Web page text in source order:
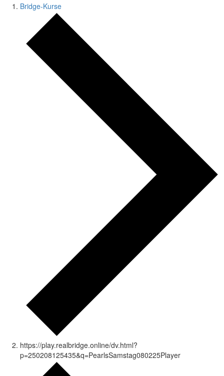
Bridge-Kurse
https://play.realbridge.online/dv.html?
p=250208125435&q=PearlsSamstag080225Player